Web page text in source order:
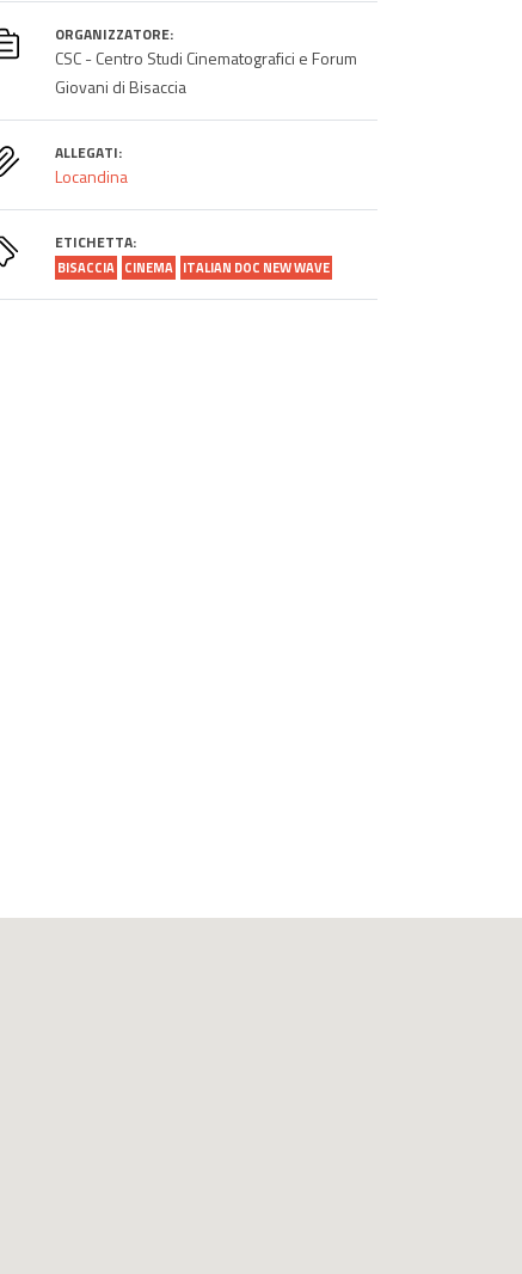
ORGANIZZATORE:
CSC - Centro Studi Cinematografici e Forum
Giovani di Bisaccia
ALLEGATI:
Locandina
ETICHETTA:
BISACCIA CINEMA ITALIAN DOC NEW WAVE